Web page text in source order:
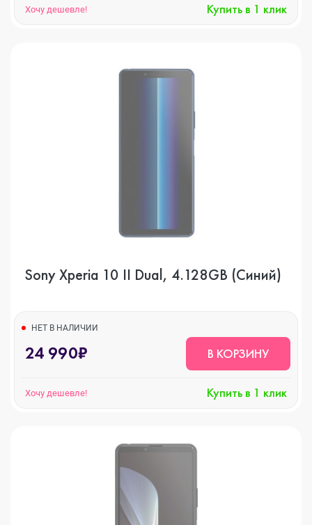
Хочу дешевле! Купить в 1 клик
Sony Xperia 10 II Dual, 4.128GB (Синий)
НЕТ В НАЛИЧИИ
24 990₽ В КОРЗИНУ
Хочу дешевле! Купить в 1 клик